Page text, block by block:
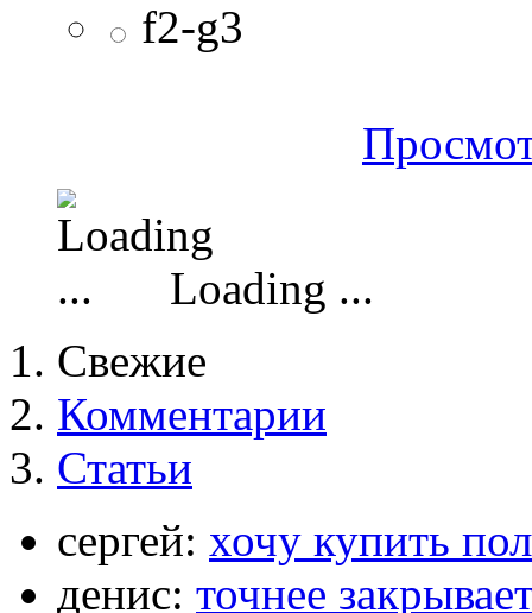
f2-g3
Loading ...
Свежие
Комментарии
Статьи
сергей: хочу купить
денис: точнее